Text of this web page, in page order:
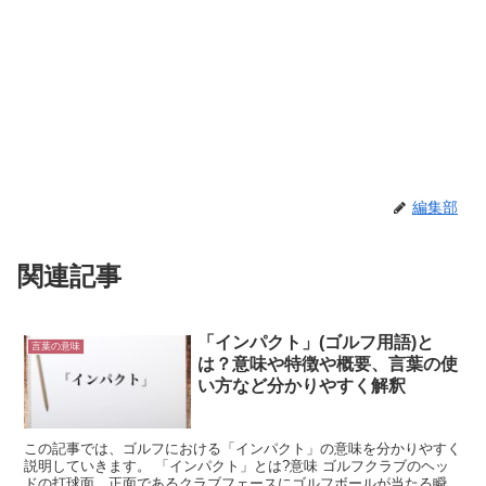
編集部
関連記事
言葉の意味
「インパクト」(ゴルフ用語)と
は？意味や特徴や概要、言葉の使
い方など分かりやすく解釈
この記事では、ゴルフにおける「インパクト」の意味を分かりやすく
説明していきます。 「インパクト」とは?意味 ゴルフクラブのヘッ